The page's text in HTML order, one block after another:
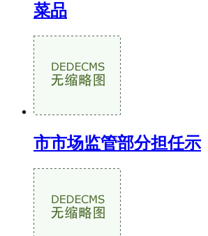
菜品
市市场监管部分担任示